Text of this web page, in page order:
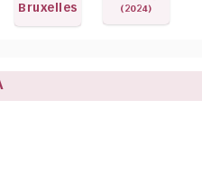
Bruxelles
(2024)